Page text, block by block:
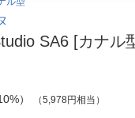
からさがす
ート
SA6 [カナル
） （5,978円相当）